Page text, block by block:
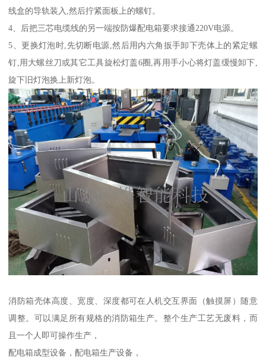
线盒的导轨装入,然后拧紧面板上的螺钉。
4、后把三芯电缆线的另一端按防爆配电箱要求接通220V电源。
5、更换灯泡时,先切断电源,然后用内六角扳手卸下壳体上的紧定螺
钉,用大螺丝刀或其它工具旋松灯盖6圈,再用手小心将灯盖缓慢卸下,
旋下旧灯泡换上新灯泡。
消防箱壳体高度、宽度、深度都可在人机交互界面（触摸屏）随意
调整。可以满足所有规格的消防箱生产。整个生产工艺无废料，而
且一个人即可操作生产，
配电箱成型设备，配电箱生产设备，